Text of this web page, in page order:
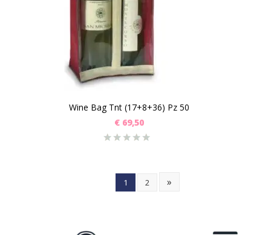
Wine Bag Tnt (17+8+36) Pz 50
€ 69,50
1 2 »